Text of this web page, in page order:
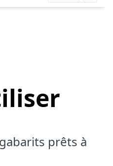
prêts à